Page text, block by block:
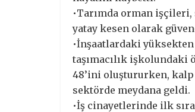
•Tarımda orman işçileri,
yatay kesen olarak
•İnşaatlardaki
taşımacılık işkolundaki
48’ini oluştururken,
sektörde meydana geldi.
•İş cinayetlerinde ilk